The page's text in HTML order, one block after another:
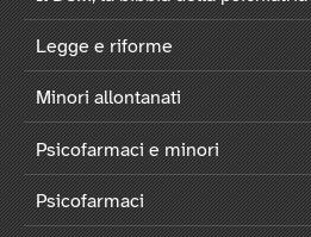
Legge e riforme
Minori allontanati
Psicofarmaci e minori
Psicofarmaci